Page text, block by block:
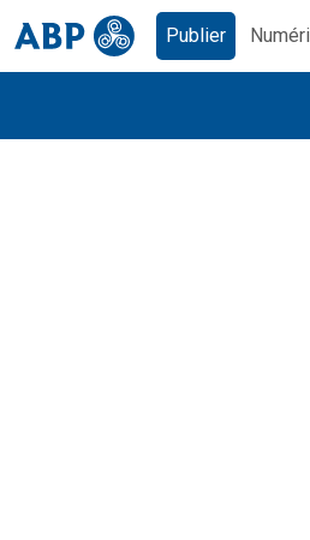
Publier